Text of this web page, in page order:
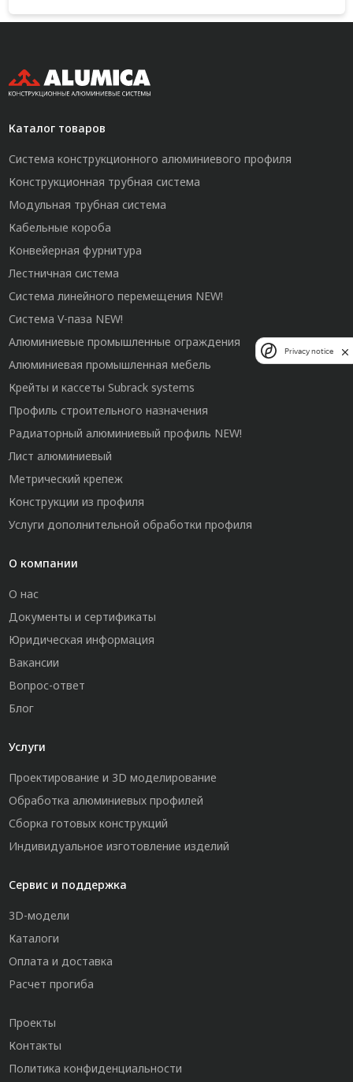
Каталог товаров
Система конструкционного алюминиевого профиля
Конструкционная трубная система
Модульная трубная система
Кабельные короба
Конвейерная фурнитура
Лестничная система
Система линейного перемещения NEW!
Система V-паза NEW!
Алюминиевые промышленные ограждения
Алюминиевая промышленная мебель
Крейты и кассеты Subrack systems
Профиль строительного назначения
Радиаторный алюминиевый профиль NEW!
Лист алюминиевый
Метрический крепеж
Конструкции из профиля
Услуги дополнительной обработки профиля
О компании
О нас
Документы и сертификаты
Юридическая информация
Вакансии
Вопрос-ответ
Блог
Услуги
Проектирование и 3D моделирование
Обработка алюминиевых профилей
Сборка готовых конструкций
Индивидуальное изготовление изделий
Сервис и поддержка
3D-модели
Каталоги
Оплата и доставка
Расчет прогиба
Проекты
Контакты
Политика конфиденциальности
Privacy notice